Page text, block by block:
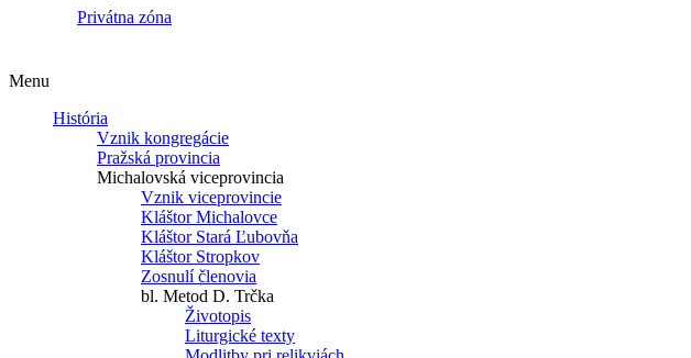
Privátna zóna
Menu
História
Vznik kongregácie
Pražská provincia
Michalovská viceprovincia
Vznik viceprovincie
Kláštor Michalovce
Kláštor Stará Ľubovňa
Kláštor Stropkov
Zosnulí členovia
bl. Metod D. Trčka
Životopis
Liturgické texty